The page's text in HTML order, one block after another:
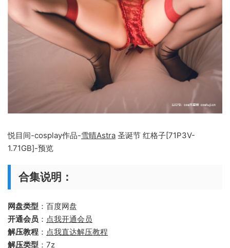
悦目间-cosplay作品-雪晴Astra 圣诞节 红格子[71P3V-
1.71GB]-预览
合集说明：
网盘类型 ：百度网盘
开通会员 ： 点我开通会员
解压教程 ： 点我直达解压教程
解压类型 ：7z